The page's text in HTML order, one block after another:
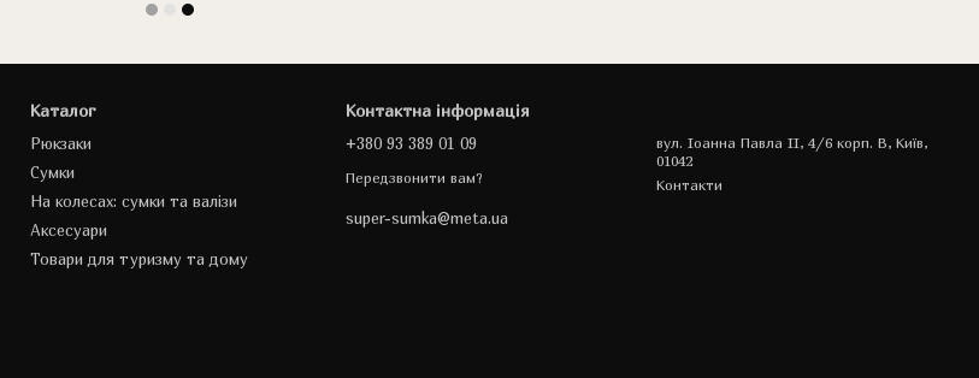
Каталог
Рюкзаки
Сумки
На колесах: сумки та валізи
Аксесуари
Товари для туризму та дому
Контактна інформація
+380 93 389 01 09
Передзвонити вам?
super-sumka@meta.ua
вул. Іоанна Павла II, 4/6 корп. В, Київ,
01042
Контакти